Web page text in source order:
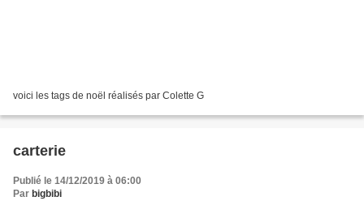
voici les tags de noël réalisés par Colette G
carterie
Publié le 14/12/2019 à 06:00
Par bigbibi